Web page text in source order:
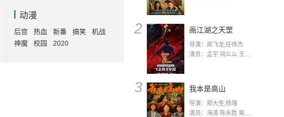
2 画江湖之天罡
导演：周飞龙;任伟杰
演员：孟宇 阎么么 王凯 郭政建 阎萌萌 杨默 高枫 齐斯伽 刘芊含 马程
3 我本是高山
导演：郑大圣;杨瑾
演员：海清 陈永胜 柴烨 王玥婷 万国鹏 美朵达瓦 赵瑞婷 罗解艳 郭莉娜 潘家艳
动漫
后宫 热血 新番 搞笑
机战
神魔
校园 2020